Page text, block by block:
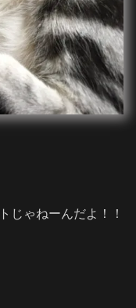
じゃねーんだよ！！